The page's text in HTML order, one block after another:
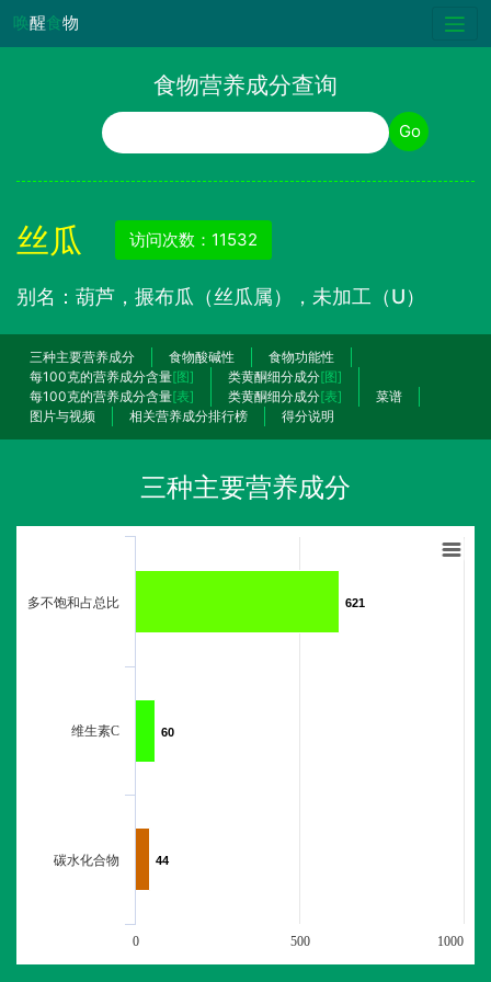
唤醒食物
食物营养成分查询
食物名称 Go
丝瓜 访问次数：11532
别名：葫芦，搌布瓜（丝瓜属），未加工（U）
三种主要营养成分 食物酸碱性
食物功能性
每100克的营养成分含量[图] 类黄酮细分成分[图]
每100克的营养成分含量[表] 类黄酮细分成分[表]
菜谱
图片与视频
相关营养成分排行榜 得分说明
三种主要营养成分
621
621
60
60
44
44
多不饱和占总比
维生素C
碳水化合物
0 500 1000